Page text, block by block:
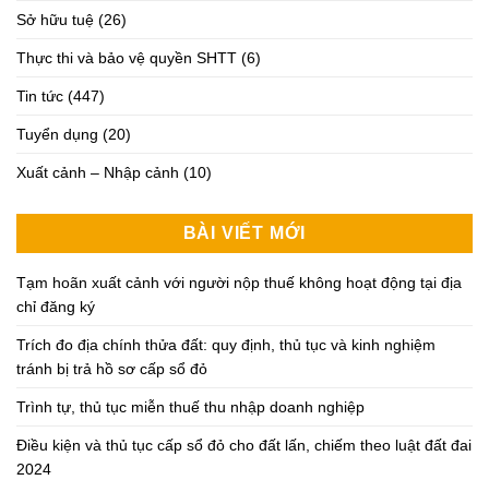
Sở hữu tuệ (26)
Thực thi và bảo vệ quyền SHTT (6)
Tin tức (447)
Tuyển dụng (20)
Xuất cảnh – Nhập cảnh (10)
BÀI VIẾT MỚI
Tạm hoãn xuất cảnh với người nộp thuế không hoạt động tại địa
chỉ đăng ký
Trích đo địa chính thửa đất: quy định, thủ tục và kinh nghiệm
tránh bị trả hồ sơ cấp sổ đỏ
Trình tự, thủ tục miễn thuế thu nhập doanh nghiệp
Điều kiện và thủ tục cấp sổ đỏ cho đất lấn, chiếm theo luật đất đai
2024